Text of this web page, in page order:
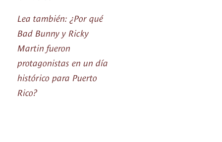
Lea también: ¿Por qué
Bad Bunny y Ricky
Martin fueron
protagonistas en un día
histórico para Puerto
Rico?